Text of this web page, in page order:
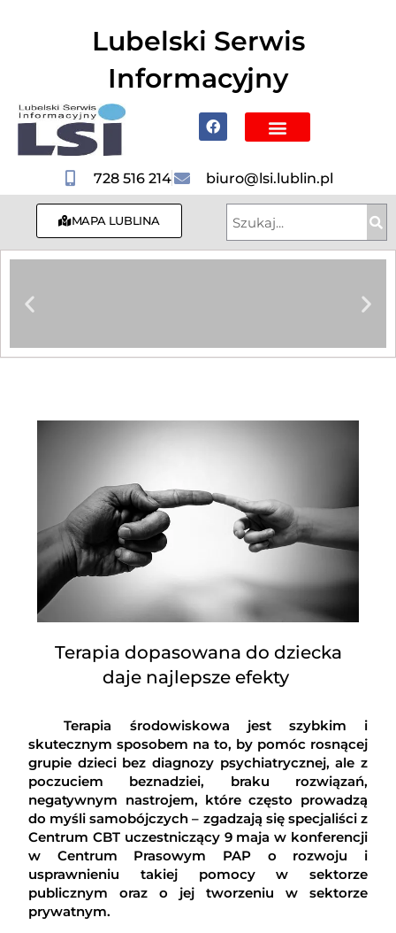
Lubelski Serwis
Informacyjny
728 516 214 biuro@lsi.lublin.pl
MAPA LUBLINA
Terapia dopasowana do dziecka
daje najlepsze efekty
Terapia środowiskowa jest szybkim i
skutecznym sposobem na to, by pomóc rosnącej
grupie dzieci bez diagnozy psychiatrycznej, ale z
poczuciem beznadziei, braku rozwiązań,
negatywnym nastrojem, które często prowadzą
do myśli samobójczych – zgadzają się specjaliści z
Centrum CBT uczestniczący 9 maja w konferencji
w Centrum Prasowym PAP o rozwoju i
usprawnieniu takiej pomocy w sektorze
publicznym oraz o jej tworzeniu w sektorze
prywatnym.